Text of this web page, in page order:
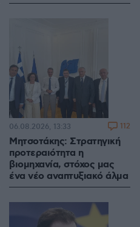
Μητσοτάκης: Στρατηγική
προτεραιότητα η
βιομηχανία, στόχος μας
ένα νέο αναπτυξιακό άλμα
06.08.2026, 13:33 112